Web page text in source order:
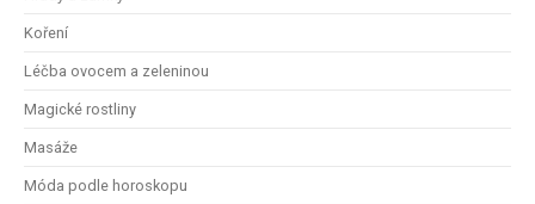
Koření
Léčba ovocem a zeleninou
Magické rostliny
Masáže
Móda podle horoskopu